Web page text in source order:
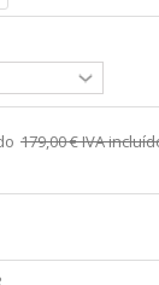
179,00 €IVA